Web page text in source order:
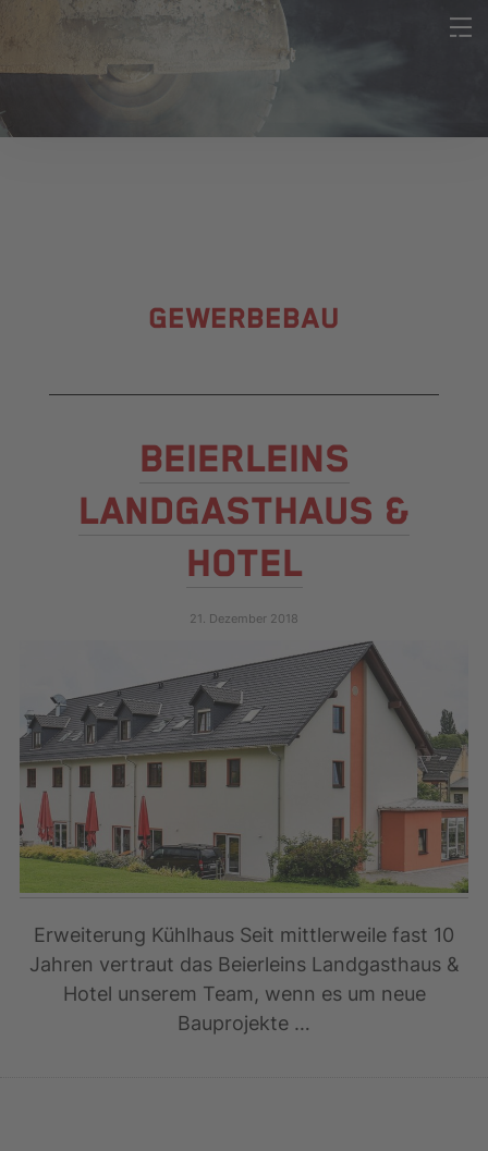
GEWERBEBAU
BEIERLEINS
LANDGASTHAUS &
HOTEL
21. Dezember 2018
Erweiterung Kühlhaus Seit mittlerweile fast 10
Jahren vertraut das Beierleins Landgasthaus &
Hotel unserem Team, wenn es um neue
Bauprojekte …